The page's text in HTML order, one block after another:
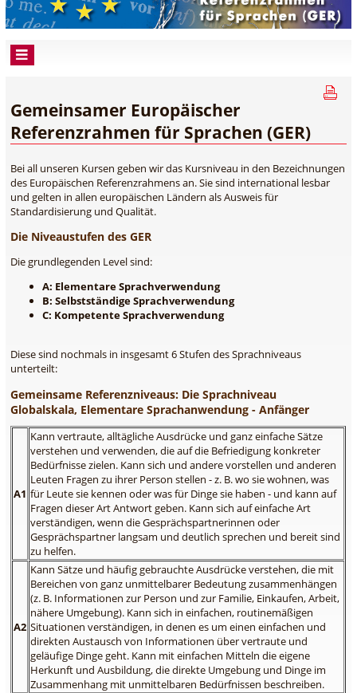
Gemeinsamer Europäischer
Referenzrahmen für Sprachen (GER)
Bei all unseren Kursen geben wir das Kursniveau in den Bezeichnungen
des Europäischen Referenzrahmens an. Sie sind international lesbar
und gelten in allen europäischen Ländern als Ausweis für
Standardisierung und Qualität.
Die Niveaustufen des GER
Die grundlegenden Level sind:
A: Elementare Sprachverwendung
B: Selbstständige Sprachverwendung
C: Kompetente Sprachverwendung
Diese sind nochmals in insgesamt 6 Stufen des Sprachniveaus
unterteilt:
Gemeinsame Referenzniveaus: Die Sprachniveau
Globalskala, Elementare Sprachanwendung - Anfänger
A1
Kann vertraute, alltägliche Ausdrücke und ganz einfache Sätze
verstehen und verwenden, die auf die Befriedigung konkreter
Bedürfnisse zielen. Kann sich und andere vorstellen und anderen
Leuten Fragen zu ihrer Person stellen - z. B. wo sie wohnen, was
für Leute sie kennen oder was für Dinge sie haben - und kann auf
Fragen dieser Art Antwort geben. Kann sich auf einfache Art
verständigen, wenn die Gesprächspartnerinnen oder
Gesprächspartner langsam und deutlich sprechen und bereit sind
zu helfen.
A2
Kann Sätze und häufig gebrauchte Ausdrücke verstehen, die mit
Bereichen von ganz unmittelbarer Bedeutung zusammenhängen
(z. B. Informationen zur Person und zur Familie, Einkaufen, Arbeit,
nähere Umgebung). Kann sich in einfachen, routinemäßigen
Situationen verständigen, in denen es um einen einfachen und
direkten Austausch von Informationen über vertraute und
geläufige Dinge geht. Kann mit einfachen Mitteln die eigene
Herkunft und Ausbildung, die direkte Umgebung und Dinge im
Zusammenhang mit unmittelbaren Bedürfnissen beschreiben.